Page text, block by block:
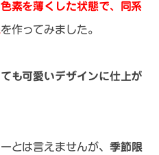
素を薄くした状態で、同系
を作ってみました。
も可愛いデザインに仕上が
とは言えませんが、 季節限